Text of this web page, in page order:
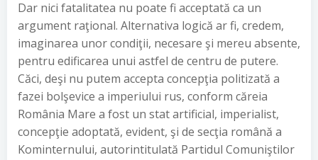
Dar nici fatalitatea nu poate fi acceptată ca un
argument raţional. Alternativa logică ar fi, credem,
imaginarea unor condiţii, necesare şi mereu absente,
pentru edificarea unui astfel de centru de putere.
Căci, deşi nu putem accepta concepţia politizată a
fazei bolşevice a imperiului rus, conform căreia
România Mare a fost un stat artificial, imperialist,
concepţie adoptată, evident, şi de secţia română a
Kominternului, autorintitulată Partidul Comuniştilor